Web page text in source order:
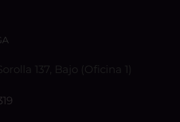
137, Bajo (Oficina 1)